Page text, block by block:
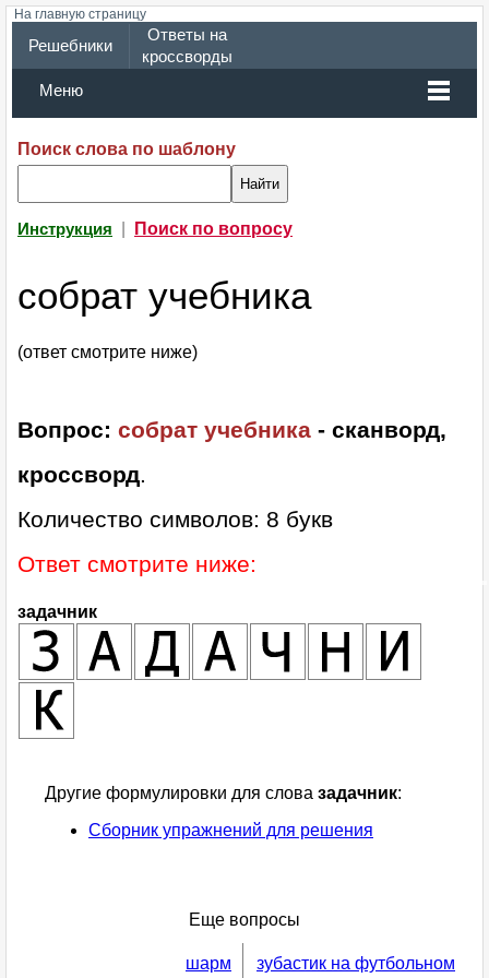
На главную страницу
Решебники
Ответы на
кроссворды
Меню
Поиск слова по шаблону
Инструкция Поиск по вопросу
собрат учебника
(ответ смотрите ниже)
Вопрос: собрат учебника - сканворд,
кроссворд.
Количество символов: 8 букв
Ответ смотрите ниже:
задачник
Другие формулировки для слова задачник:
Сборник упражнений для решения
Еще вопросы
шарм
зубастик на футбольном